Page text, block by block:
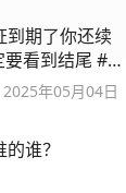
到期了你还续
看到结尾 #反
2025年05月04日
谁？